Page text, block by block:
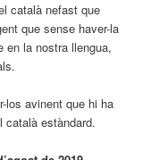
català nefast que
que sense haver-la
en la nostra llengua,
los avinent que hi ha
català estàndard.